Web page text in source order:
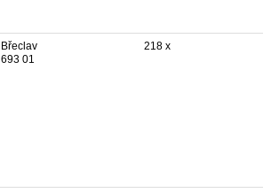
Břeclav
693 01
218 x